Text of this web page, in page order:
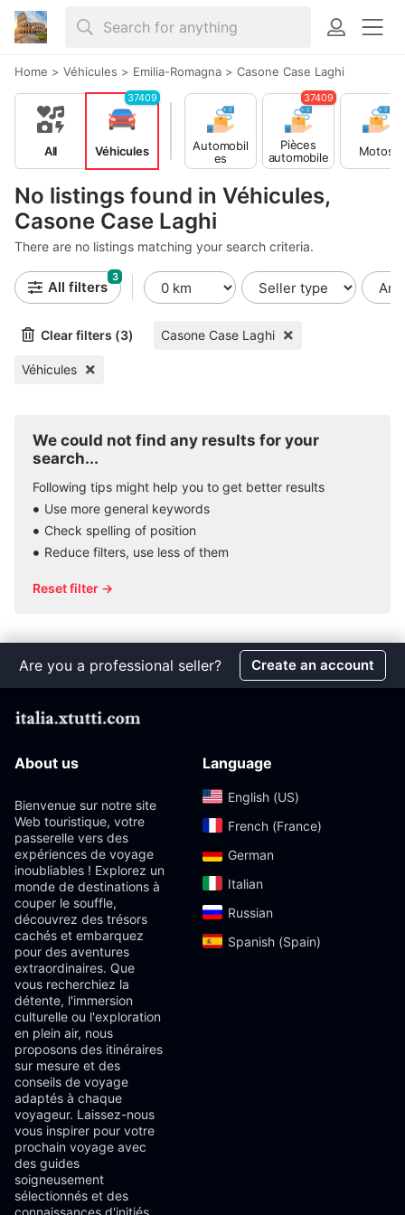
Home > Véhicules > Emilia-Romagna > Casone Case Laghi
No listings found in Véhicules,
Casone Case Laghi
There are no listings matching your search criteria.
All Véhicules
37409
Automobil
es
Pièces
automobile
s
37409
Motos
All filters
3
Clear filters (3) Casone Case Laghi
Véhicules
We could not find any results for your
search...
Following tips might help you to get better results
Use more general keywords
Check spelling of position
Reduce filters, use less of them
Reset filter →
Are you a professional seller? Create an account
About us
Bienvenue sur notre site
Web touristique, votre
passerelle vers des
expériences de voyage
inoubliables ! Explorez un
monde de destinations à
couper le souffle,
découvrez des trésors
cachés et embarquez
pour des aventures
extraordinaires. Que
vous recherchiez la
détente, l'immersion
culturelle ou l'exploration
en plein air, nous
proposons des itinéraires
sur mesure et des
conseils de voyage
adaptés à chaque
voyageur. Laissez-nous
vous inspirer pour votre
prochain voyage avec
des guides
soigneusement
sélectionnés et des
connaissances d'initiés.
Language
English (US)‎
French (France)‎
German‎
Italian‎
Russian‎
Spanish (Spain)‎